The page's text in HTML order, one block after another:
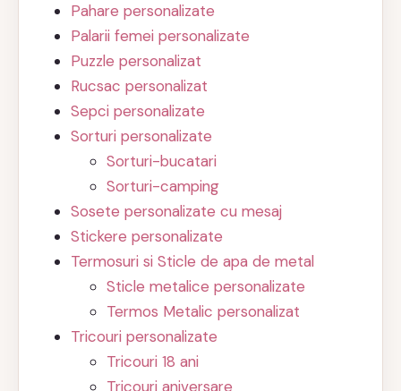
Pahare personalizate
Palarii femei personalizate
Puzzle personalizat
Rucsac personalizat
Sepci personalizate
Sorturi personalizate
Sorturi-bucatari
Sorturi-camping
Sosete personalizate cu mesaj
Stickere personalizate
Termosuri si Sticle de apa de metal
Sticle metalice personalizate
Termos Metalic personalizat
Tricouri personalizate
Tricouri 18 ani
Tricouri aniversare